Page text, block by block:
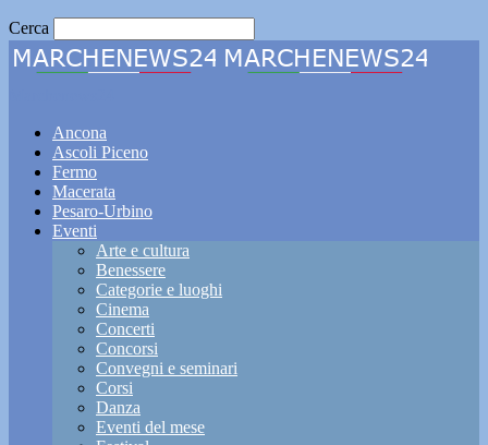
Cerca
Ancona
Ascoli Piceno
Fermo
Macerata
Pesaro-Urbino
Eventi
Arte e cultura
Benessere
Categorie e luoghi
Cinema
Concerti
Concorsi
Convegni e seminari
Corsi
Danza
Eventi del mese